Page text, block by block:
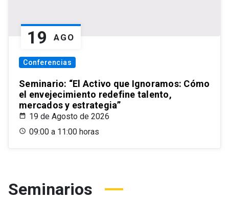
19 AGO
Conferencias
Seminario: “El Activo que Ignoramos: Cómo
el envejecimiento redefine talento,
mercados y estrategia”
19 de Agosto de 2026
09:00 a 11:00 horas
Seminarios